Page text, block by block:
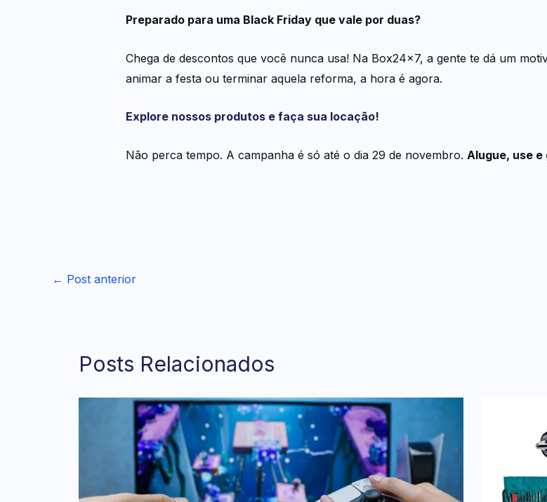
Preparado para uma Black Friday que vale por duas?
Chega de descontos que você nunca usa! Na Box24x7, a gente te dá um
animar a festa ou terminar aquela reforma, a hora é agora.
Explore nossos produtos e faça sua locação!
Não perca tempo. A campanha é só até o dia 29 de novembro. Alugue, use
← Post anterior
Posts Relacionados